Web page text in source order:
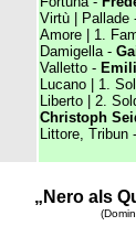
Virtù | Pallade
Amore | 1.
Damigella -
Valletto -
Lucano | 1.
Liberto | 2.
Christoph
Littore, Tribun -
„Nero als